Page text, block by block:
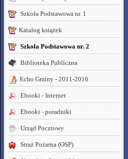
Szkoła Podstawowa nr. 1
Katalog książek
Szkoła Podstawowa nr. 2
Biblioteka Publiczna
Echo Gminy - 2011-2016
Ebooki - Internet
Ebooki - poradniki
Urząd Pocztowy
Straż Pożarna (OSP)